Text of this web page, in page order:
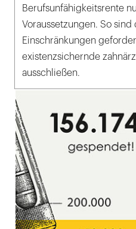
Berufsunfähigkeitsrente
Voraussetzungen. So sind
Einschränkungen
existenzsichernde
ausschließen.